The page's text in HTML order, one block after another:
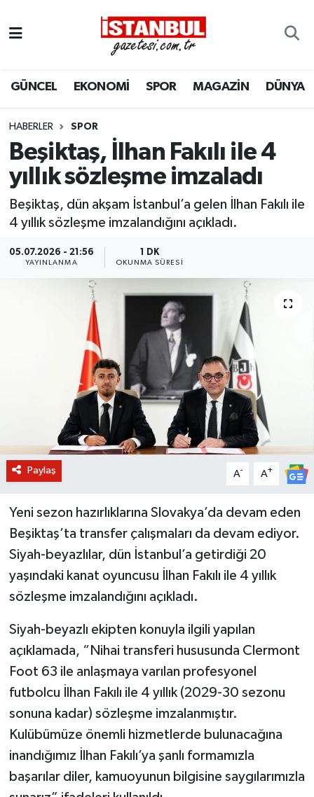
GÜNCEL EKONOMİ SPOR MAGAZİN DÜNYA
HABERLER SPOR
Beşiktaş, İlhan Fakılı ile 4
yıllık sözleşme imzaladı
Beşiktaş, dün akşam İstanbul’a gelen İlhan Fakılı ile
4 yıllık sözleşme imzalandığını açıkladı.
05.07.2026 - 21:56
YAYINLANMA
1 DK
OKUNMA SÜRESI
Paylaş A- A+
Yeni sezon hazırlıklarına Slovakya’da devam eden
Beşiktaş’ta transfer çalışmaları da devam ediyor.
Siyah-beyazlılar, dün İstanbul’a getirdiği 20
yaşındaki kanat oyuncusu İlhan Fakılı ile 4 yıllık
sözleşme imzalandığını açıkladı.
Siyah-beyazlı ekipten konuyla ilgili yapılan
açıklamada, “Nihai transferi hususunda Clermont
Foot 63 ile anlaşmaya varılan profesyonel
futbolcu İlhan Fakılı ile 4 yıllık (2029-30 sezonu
sonuna kadar) sözleşme imzalanmıştır.
Kulübümüze önemli hizmetlerde bulunacağına
inandığımız İlhan Fakılı’ya şanlı formamızla
başarılar diler, kamuoyunun bilgisine saygılarımızla
EKONOMİ
İSTANBUL
DÜNYA
MAGAZİN
KÜLTÜR SANAT
BİLİM VE TEKNOLOJİ
OTOMOBİL
KURUMSAL
Nöbetçi Eczaneler
Hava Durumu
Trafik Durumu
Süper Lig Puan Durumu ve Fikstür
Son Dakika Haberleri
Haber Arşivi